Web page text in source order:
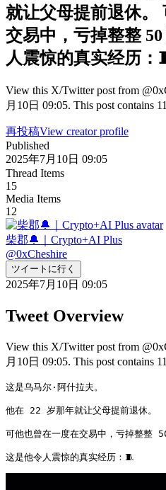
就让父母提前退休。
交易中，亏掉整整
人震惊的真实经历：
View this X/Twitter post from
月10日 09:05. This post contains
再投稿View creator profile
Published
2025年7月10日 09:05
Thread Items
15
Media Items
12
柴郡🔔｜Crypto+AI Plus
@0xCheshire
ツイートに行く
2025年7月10日 09:05
Tweet Overview
View this X/Twitter post from
月10日 09:05. This post contains
这是乌马尔·阿什拉夫。
他在 22 岁那年就让父母提前退休。
可他也曾在一度在交易中，亏掉整整
这是他令人震惊的真实经历：🧵